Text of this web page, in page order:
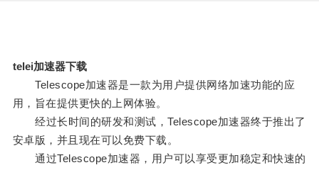
telei加速器下载
Telescope加速器是一款为用户提供网络加速功能的应
用，旨在提供更快的上网体验。
经过长时间的研发和测试，Telescope加速器终于推出了
安卓版，并且现在可以免费下载。
通过Telescope加速器，用户可以享受更加稳定和快速的